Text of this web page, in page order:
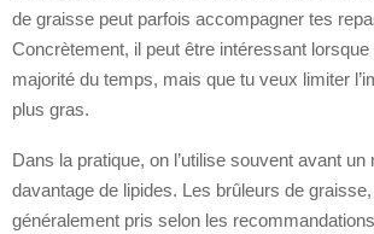
de graisse peut parfois accompagner tes
Concrètement, il peut être intéressant
majorité du temps, mais que tu veux limiter
plus gras.
Dans la pratique, on l’utilise souvent avant
davantage de lipides. Les brûleurs de
généralement pris selon les